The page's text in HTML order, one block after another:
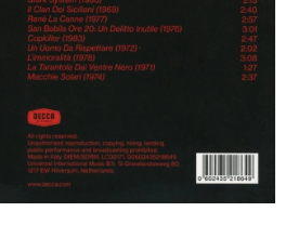
Æ